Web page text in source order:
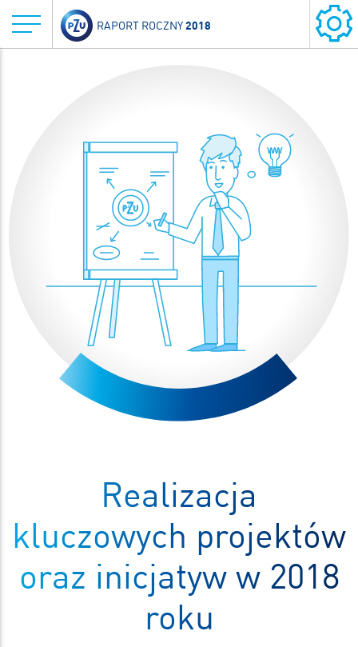
RAPORT ROCZNY2018
Realizacja
kluczowych projektów
oraz inicjatyw w 2018
roku